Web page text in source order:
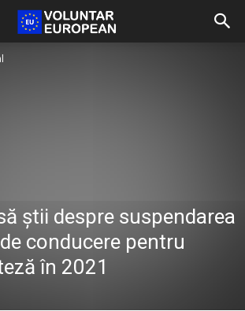
știi despre suspendarea
conducere pentru
în 2021